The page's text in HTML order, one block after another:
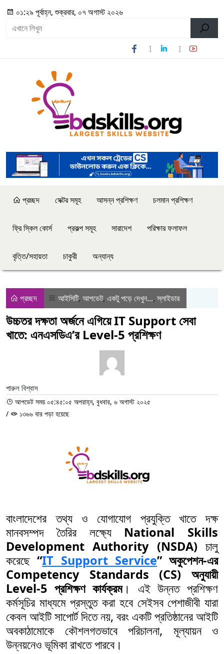
০১:২৯ পূর্বাহ্ন, শুক্রবার, ০৭ অগাস্ট ২০২৬
প্রচ্ছদ সেক্টর সমূহ আসন্ন প্রশিক্ষণ চলমান প্রশিক্ষণ
ফ্রি স্কিল কোর্স প্রকল্প সমূহ সারাদেশ পরিক্ষার ফলাফল
বৃত্তি/সহায়তা চাকুরী অন্যান্য
প্রচ্ছদ আইসিটি, আপডেট, একটু পড়ে দেখুন...,স্লাইডার
উচ্চতর দক্ষতা অর্জনে এগিয়ে IT Support সেবা
খাতে: এনএসডিএ’র Level-5 প্রশিক্ষণ
পারুল বিশ্বাস
আপডেট সময় ০৫:৪৫:০৫ অপরাহ্ন, বুধবার, ৬ অগাস্ট ২০২৫
/
১৩৬৬ বার পড়া হয়েছে
বাংলাদেশের তথ্য ও যোগাযোগ প্রযুক্তি খাতে দক্ষ
মানবসম্পদ তৈরির লক্ষ্যে National Skills
Development Authority (NSDA) চালু
করেছে“IT Support Service” অকুপেশন-এর
Competency Standards (CS) অনুযায়ী
Level-5 প্রশিক্ষণ কার্যক্রম। এই উন্নত প্রশিক্ষণ
কর্মসূচির মাধ্যমে প্রস্তুত করা হবে সেইসব পেশাজীবী যারা
কেবল আইটি সাপোর্ট দিতে নয়, বরং একটি প্রতিষ্ঠানের আইটি
অবকাঠামোকে কৌশলগতভাবে পরিচালনা, মূল্যায়ন ও
উন্নয়নেও ভূমিকা রাখতে পারবে।